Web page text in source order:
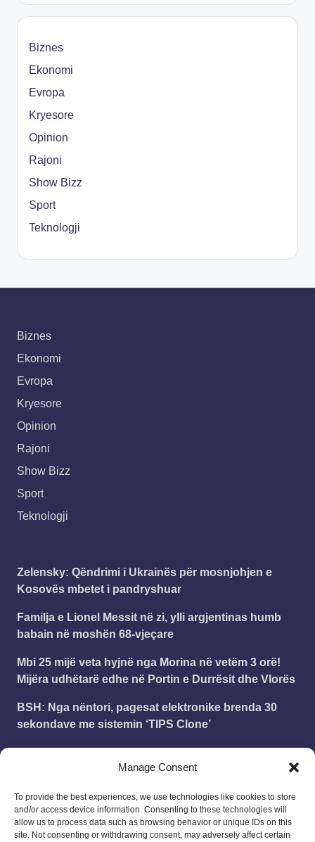
Manage Consent
To provide the best experiences, we use technologies like cookies to store
and/or access device information. Consenting to these technologies will
allow us to process data such as browsing behavior or unique IDs on this
site. Not consenting or withdrawing consent, may adversely affect certain
Biznes
Ekonomi
Evropa
Kryesore
Opinion
Rajoni
Show Bizz
Sport
Teknologji
Biznes
Ekonomi
Evropa
Kryesore
Opinion
Rajoni
Show Bizz
Sport
Teknologji
Zelensky: Qëndrimi i Ukrainës për mosnjohjen e
Kosovës mbetet i pandryshuar
Familja e Lionel Messit në zi, ylli argjentinas humb
babain në moshën 68-vjeçare
Mbi 25 mijë veta hyjnë nga Morina në vetëm 3 orë!
Mijëra udhëtarë edhe në Portin e Durrësit dhe Vlorës
BSH: Nga nëntori, pagesat elektronike brenda 30
sekondave me sistemin ‘TIPS Clone’
është çmimi për marrëveshje, jam i lumtur ta paguaj
Leonard onPublikohet struktura e vitit shkollor
2025 – 2026